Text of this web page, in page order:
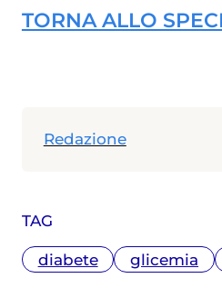
TAG
diabete glicemia
TORNA ALLO
Redazione